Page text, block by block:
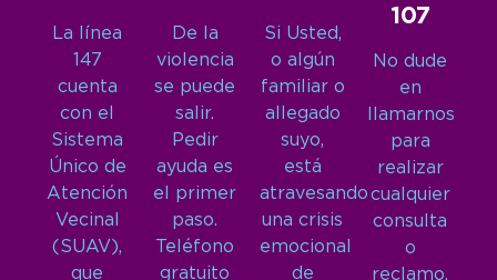
La línea
147
cuenta
con el
Sistema
Único de
Atención
Vecinal
(SUAV),
que
De la
violencia
se puede
salir.
Pedir
ayuda es
el primer
paso.
Teléfono
gratuito
Si Usted,
o algún
familiar o
allegado
suyo,
está
atravesando
una crisis
emocional
de
107
No dude
en
llamarnos
para
realizar
cualquier
consulta
o
reclamo.